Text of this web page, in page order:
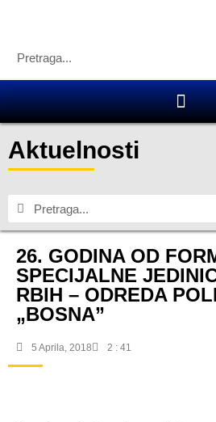
Aktuelnosti
26. GODINA OD
SPECIJALNE
RBIH – ODREDA
„BOSNA”
5 Aprila, 2018 2 : 41